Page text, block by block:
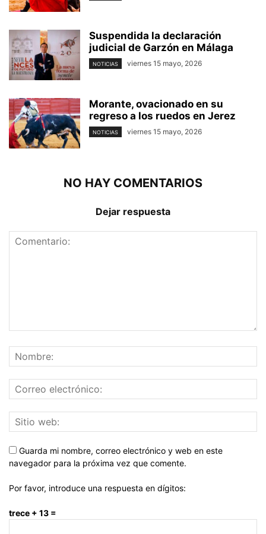
Suspendida la declaración
judicial de Garzón en Málaga
NOTICIAS viernes 15 mayo, 2026
Morante, ovacionado en su
regreso a los ruedos en Jerez
NOTICIAS viernes 15 mayo, 2026
NO HAY COMENTARIOS
Dejar respuesta
Guarda mi nombre, correo electrónico y web en este
navegador para la próxima vez que comente.
Por favor, introduce una respuesta en dígitos:
trece + 13 =